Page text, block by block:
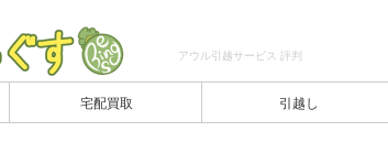
アウル引越サービス 評判
宅配買取 引越し